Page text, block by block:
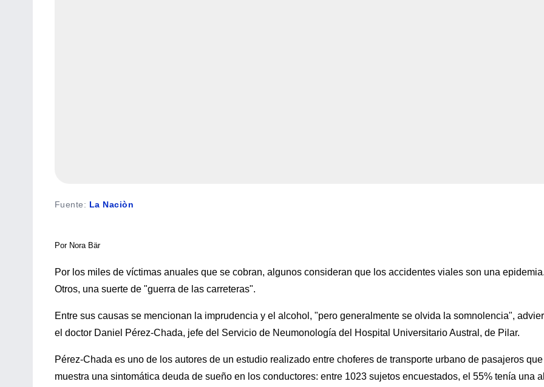
Fuente: La Naciòn
Por Nora Bär
Por los miles de víctimas anuales que se cobran, algunos consideran que los accidentes viales son una
Otros, una suerte de "guerra de las carreteras".
Entre sus causas se mencionan la imprudencia y el alcohol, "pero generalmente se olvida la somnolencia",
el doctor Daniel Pérez-Chada, jefe del Servicio de Neumonología del Hospital Universitario Austral, de Pilar.
Pérez-Chada es uno de los autores de un estudio realizado entre choferes de transporte urbano de pasajeros que
muestra una sintomática deuda de sueño en los conductores: entre 1023 sujetos encuestados, el 55% tenía una